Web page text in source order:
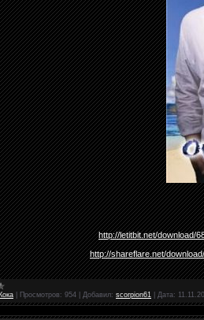
http://letitbit.net/download/
http://shareflare.net/
Просмотров: 954 Добавил: scorpion61 Дата: